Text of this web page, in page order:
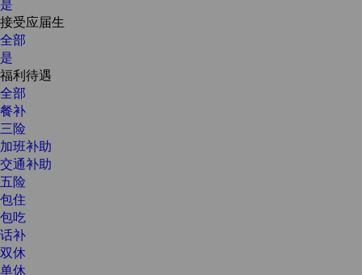
是
接受应届生
全部
是
福利待遇
全部
餐补
三险
加班补助
交通补助
五险
包住
包吃
话补
双休
单休